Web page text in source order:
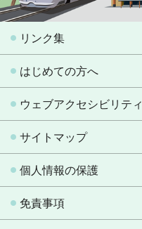
リンク集
はじめての方へ
ウェブアクセシビリティ
サイトマップ
個人情報の保護
免責事項